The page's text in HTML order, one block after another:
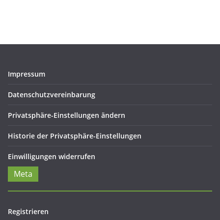
Impressum
Datenschutzvereinbarung
Privatsphäre-Einstellungen ändern
Historie der Privatsphäre-Einstellungen
Einwilligungen widerrufen
Meta
Registrieren